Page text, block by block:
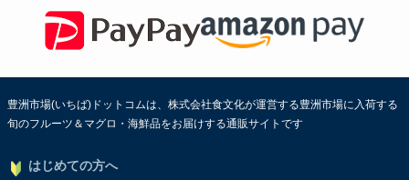
豊洲市場(いちば)ドットコムは、株式会社食文化が運営する豊洲市場に入荷する
旬のフルーツ＆マグロ・海鮮品をお届けする通販サイトです
はじめての方へ